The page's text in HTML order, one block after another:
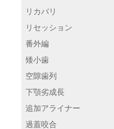
リカバリ
リセッション
番外編
矮小歯
空隙歯列
下顎劣成長
追加アライナー
過蓋咬合